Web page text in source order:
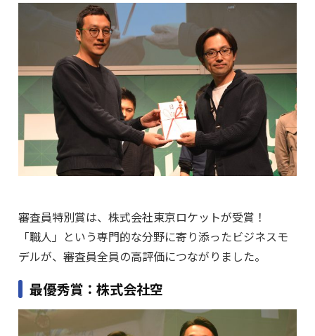
審査員特別賞は、株式会社東京ロケットが受賞！
「職人」という専門的な分野に寄り添ったビジネスモ
デルが、審査員全員の高評価につながりました。
最優秀賞：株式会社空